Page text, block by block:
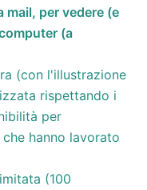
mail, per vedere (e
(a
(con l'illustrazione
rispettando i
per
hanno lavorato
(100